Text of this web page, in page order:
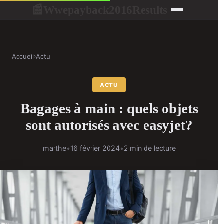
Accueil›Actu
ACTU
Bagages à main : quels objets
sont autorisés avec easyjet?
marthe•16 février 2024•2 min de lecture